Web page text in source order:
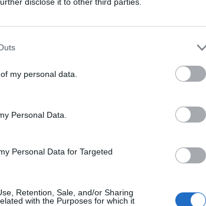
my personal data.
Personal Data.
Personal Data for Targeted
Retention, Sale, and/or Sharing
with the Purposes for which it